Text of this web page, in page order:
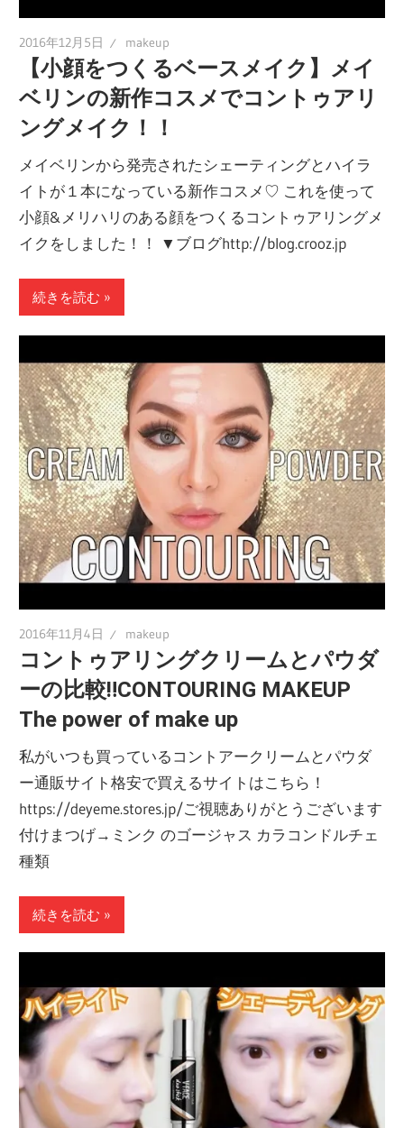
2016年12月5日 makeup
【小顔をつくるベースメイク】メイ
ベリンの新作コスメでコントゥアリ
ングメイク！！
メイベリンから発売されたシェーティングとハイラ
イトが１本になっている新作コスメ♡ これを使って
小顔&メリハリのある顔をつくるコントゥアリングメ
イクをしました！！ ▼ブログhttp://blog.crooz.jp
続きを読む
2016年11月4日 makeup
コントゥアリングクリームとパウダ
ーの比較‼︎CONTOURING MAKEUP
The power of make up
私がいつも買っているコントアークリームとパウダ
ー通販サイト格安で買えるサイトはこちら！
https://deyeme.stores.jp/ご視聴ありがとうございます
付けまつげ→ミンク のゴージャス カラコンドルチェ
種類
続きを読む